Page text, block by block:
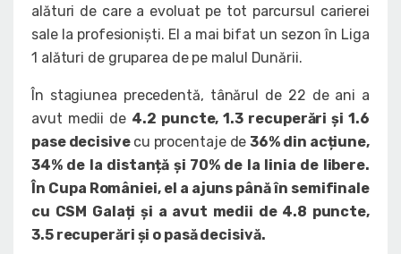
alături de care a evoluat pe tot parcursul carierei
sale la profesioniști. El a mai bifat un sezon în Liga
1 alături de gruparea de pe malul Dunării.
În stagiunea precedentă, tânărul de 22 de ani a
avut medii de 4.2 puncte, 1.3 recuperări și 1.6
pase decisive cu procentaje de36% din acțiune,
34% de la distanță și 70% de la linia de libere.
În Cupa României, el a ajuns până în semifinale
cu CSM Galați și a avut medii de 4.8 puncte,
3.5 recuperări și o pasă decisivă.